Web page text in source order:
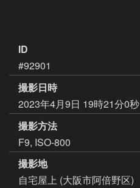
ID
#92901
撮影日時
2023年4月9日 19時21分0秒
撮影方法
F9, ISO-800
撮影地
自宅屋上 (大阪市阿倍野区)